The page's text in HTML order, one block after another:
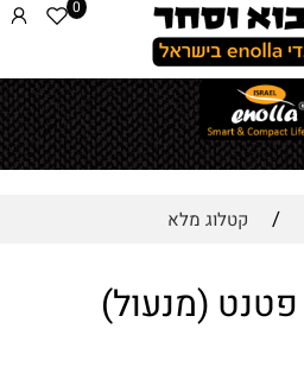
0
/ קטלוג מלא